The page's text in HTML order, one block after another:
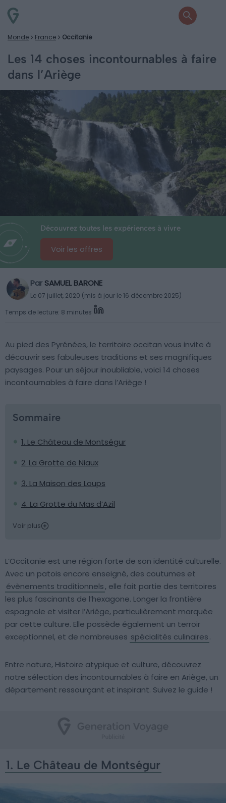
Monde France Occitanie
Les 14 choses incontournables à faire
dans l’Ariège
Découvrez toutes les expériences à vivre
Voir les offres
Par SAMUEL BARONE
Le 07 juillet, 2020 (mis à jour le 16 décembre 2025)
Temps de lecture: 8 minutes
Au pied des Pyrénées, le territoire occitan vous invite à
découvrir ses fabuleuses traditions et ses magnifiques
paysages. Pour un séjour inoubliable, voici 14 choses
incontournables à faire dans l’Ariège !
Sommaire
1. Le Château de Montségur
2. La Grotte de Niaux
3. La Maison des Loups
4. La Grotte du Mas d’Azil
Voir plus
L’Occitanie est une région forte de son identité culturelle.
Avec un patois encore enseigné, des coutumes et
évènements traditionnels, elle fait partie des territoires
les plus fascinants de l’hexagone. Longer la frontière
espagnole et visiter l’Ariège, particulièrement marquée
par cette culture. Elle possède également un terroir
exceptionnel, et de nombreuses spécialités culinaires.
Entre nature, Histoire atypique et culture, découvrez
notre sélection des incontournables à faire en Ariège, un
département ressourçant et inspirant. Suivez le guide !
1. Le Château de Montségur